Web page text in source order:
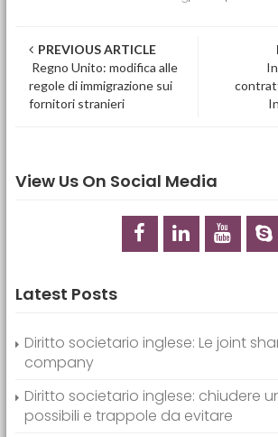
Post navigation
PREVIOUS ARTICLE
Regno Unito: modifica alle
regole di immigrazione sui
fornitori stranieri
View Us On Social Media
Latest Posts
Diritto societario inglese: Le joint
company
Diritto societario inglese: chiudere
possibili e trappole da evitare